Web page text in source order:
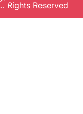
Rights Reserved